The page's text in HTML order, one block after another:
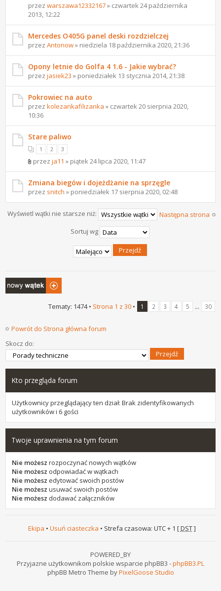
przezwarszawa12332167» czwartek 24 października
2013, 12:22
Mercedes O405G panel deski rozdzielczej
przezAntonow» niedziela 18 października 2020, 21:36
Opony letnie do Golfa 4 1.6 - Jakie wybrać?
przezjasiek23 » poniedziałek 13 stycznia 2014, 21:38
Pokrowiec na auto
przezkolezankafilizanka » czwartek 20 sierpnia 2020,
10:36
Stare paliwo
1 2 3
przezja11 » piątek 24 lipca 2020, 11:47
Zmiana biegów i dojeżdżanie na sprzęgle
przez snitch » poniedziałek 17 sierpnia 2020, 02:48
Następna strona
Wyświetl wątki nie starsze niż:
Sortuj wg
Napisz wątek
Tematy: 1474 • Strona 1 z 30• 1 2 3 4 5 ... 30
Powrót do Strona główna forum
Skocz do:
Kto przegląda forum
Użytkownicy przeglądający ten dział: Brak zidentyfikowanych
użytkowników i 6 gości
Twoje uprawnienia na tym forum
Nie możesz rozpoczynać nowych wątków
Nie możesz odpowiadać w wątkach
Nie możesz edytować swoich postów
Nie możesz usuwać swoich postów
Nie możesz dodawać załączników
Ekipa • Usuń ciasteczka • Strefa czasowa: UTC + 1 [DST]
POWERED_BY
Przyjazne użytkownikom polskie wsparcie phpBB3 -phpBB3.PL
phpBB Metro Theme byPixelGoose Studio